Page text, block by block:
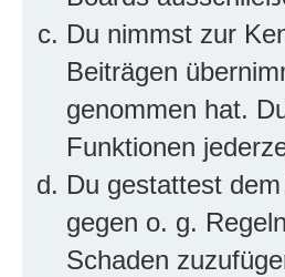
Du nimmst zur
Beiträgen
genommen hat.
Funktionen
Du gestattest
gegen o. g.
Schaden